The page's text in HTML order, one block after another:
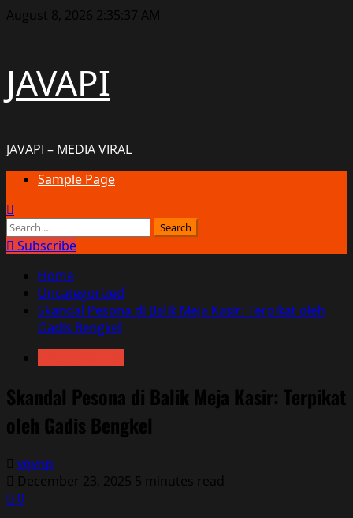
Skip
August 8, 2026 2:35:38 AM
JAVAPI
JAVAPI – MEDIA VIRAL
PrimarySample Page
Search
for:Subscribe
Home
Uncategorized
Skandal Pesona di Balik Meja Kasir: Terpikat oleh
Gadis Bengkel
Skandal Pesona di Balik Meja Kasir: Terpikat
oleh Gadis Bengkel
vqvnp
December 23, 2025 5 minutes read
0